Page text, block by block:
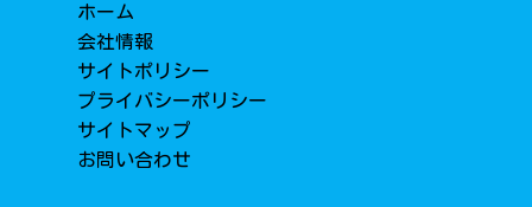
ホーム
会社情報
サイトポリシー
プライバシーポリシー
サイトマップ
お問い合わせ